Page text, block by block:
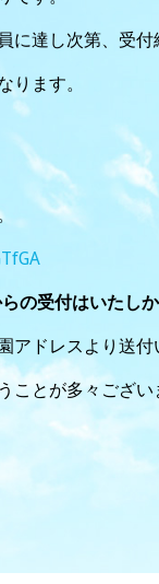
達し次第、受付
ります。
の受付はいたし
ドレスより送付
ことが多々ござ